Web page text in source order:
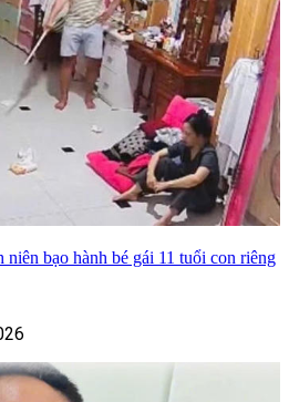
bạo hành bé gái 11 tuổi con riêng